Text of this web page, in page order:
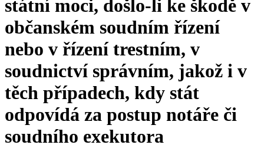
státní moci, došlo-li ke škodě v
občanském soudním řízení
nebo v řízení trestním, v
soudnictví správním, jakož i v
těch případech, kdy stát
odpovídá za postup notáře či
soudního exekutora